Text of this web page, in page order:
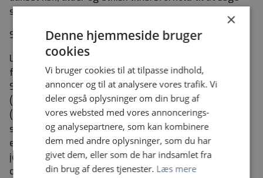
stillingen.
Stillingerne ønskes besat pr. 1. oktober 2026.
Løn- og ansættelsesvilkår følger overenskomsterne
for Socialrådgivere (overenskomst 32.32.1),
Socialpædagogisk personale ved døgninstitutioner mv.
(overenskomst 32.38.1), Social -og sundhedspersonale
(overenskomst 32.03.1), Ikke-ledende personale på
sundhedskartellets område (overenskomst 32.17.1)
eller Ikke-ledende ergoterapeuter, fysioterapeuter og
jordemødre (overenskomst 33.21.1). Udover det
overenskomstmæssige, gives der lokale tillæg,
×
Denne hjemmeside bruger
cookies
Vi bruger cookies til at tilpasse indhold,
annoncer og til at analysere vores trafik. Vi
deler også oplysninger om din brug af
vores websted med vores annoncerings-
og analysepartnere, som kan kombinere
dem med andre oplysninger, som du har
givet dem, eller som de har indsamlet fra
din brug af deres tjenester. Læs mere